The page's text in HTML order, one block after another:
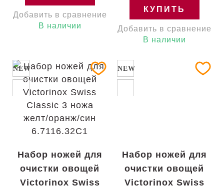
Добавить в сравнение
В наличии
КУПИТЬ
Добавить в сравнение
В наличии
NEW
Набор ножей для
очистки овощей
Victorinox Swiss
NEW
Набор ножей для
очистки овощей
Victorinox Swiss